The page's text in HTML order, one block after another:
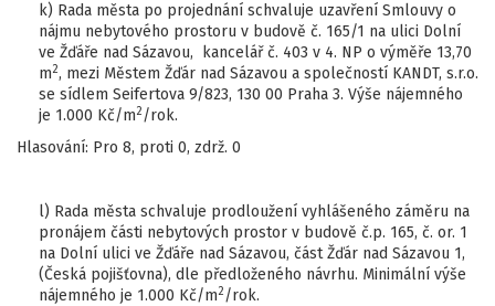
k) Rada města po projednání schvaluje uzavření Smlouvy o
nájmu nebytového prostoru v budově č. 165/1 na ulici Dolní
ve Žďáře nad Sázavou, kancelář č. 403 v 4. NP o výměře 13,70
m2, mezi Městem Žďár nad Sázavou a společností KANDT, s.r.o.
se sídlem Seifertova 9/823, 130 00 Praha 3. Výše nájemného
je 1.000 Kč/m2 /rok.
Hlasování: Pro 8, proti 0, zdrž. 0
l) Rada města schvaluje prodloužení vyhlášeného záměru na
pronájem části nebytových prostor v budově č.p. 165, č. or. 1
na Dolní ulici ve Žďáře nad Sázavou, část Žďár nad Sázavou 1,
(Česká pojišťovna), dle předloženého návrhu. Minimální výše
nájemného je 1.000 Kč/m2 /rok.